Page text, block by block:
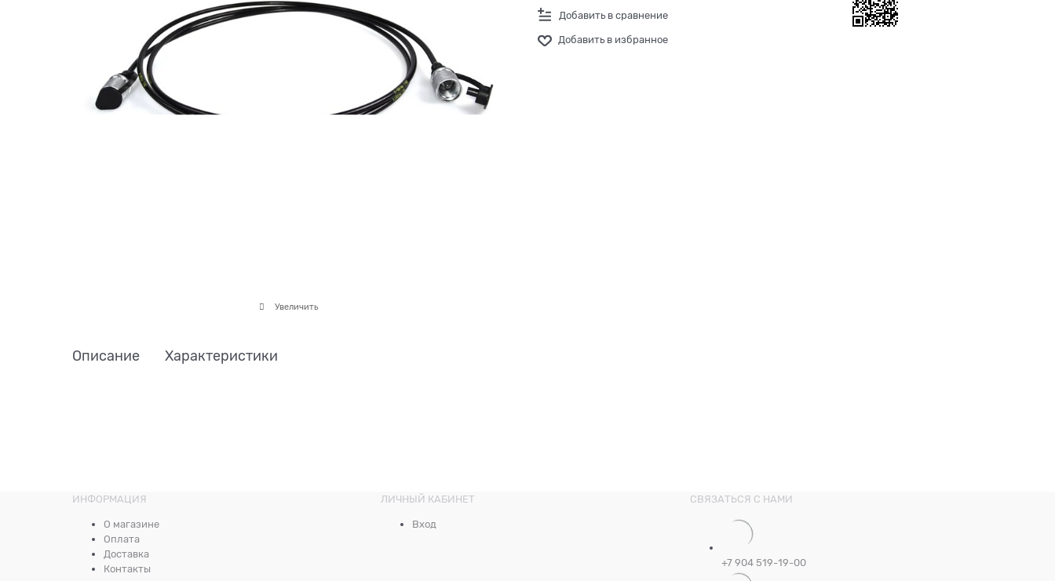
Увеличить
Добавить в сравнение
Добавить в избранное
Описание Характеристики
ИНФОРМАЦИЯ
О магазине
Оплата
Доставка
Контакты
ЛИЧНЫЙ КАБИНЕТ
Вход
СВЯЗАТЬСЯ С НАМИ
+7 904 519-19-00